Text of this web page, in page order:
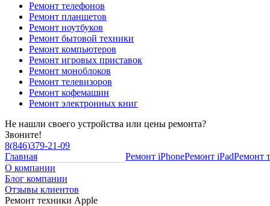
Ремонт телефонов
Ремонт планшетов
Ремонт ноутбуков
Ремонт бытовой техники
Ремонт компьютеров
Ремонт игровых приставок
Ремонт моноблоков
Ремонт телевизоров
Ремонт кофемашин
Ремонт электронных книг
Не нашли своего устройства или цены ремонта?
Звоните!
8(846)379-21-09
Главная
О компании
Блог компании
Отзывы клиентов
Ремонт iPhoneРемонт iPadРемонт
Ремонт техники Apple